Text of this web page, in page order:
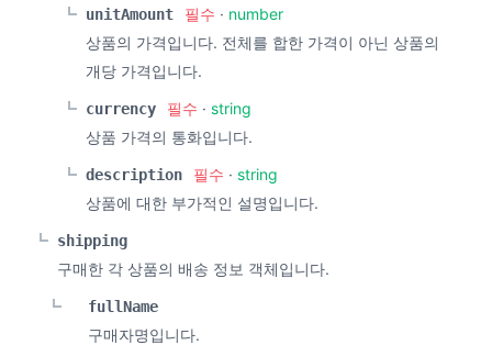
unitAmount 필수 · number
상품의 가격입니다. 전체를 합한 가격이 아닌 상품의
개당 가격입니다.
currency 필수 · string
상품 가격의 통화입니다.
description 필수 · string
상품에 대한 부가적인 설명입니다.
shipping
구매한 각 상품의 배송 정보 객체입니다.
fullName
구매자명입니다.